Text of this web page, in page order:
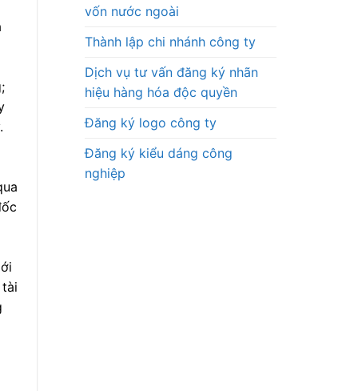
vốn nước ngoài
Thành lập chi nhánh công ty
Dịch vụ tư vấn đăng ký nhãn
hiệu hàng hóa độc quyền
Đăng ký logo công ty
Đăng ký kiểu dáng công
nghiệp